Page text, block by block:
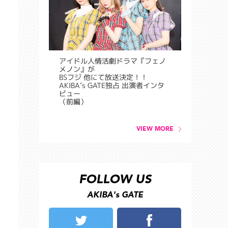
アイドル人情活劇ドラマ『フェノ
メノン』が
BSフジ 他にて放送決定！！
AKIBA’s GATE独占 出演者インタ
ビュー
（前編）
VIEW MORE
FOLLOW US
AKIBA's GATE